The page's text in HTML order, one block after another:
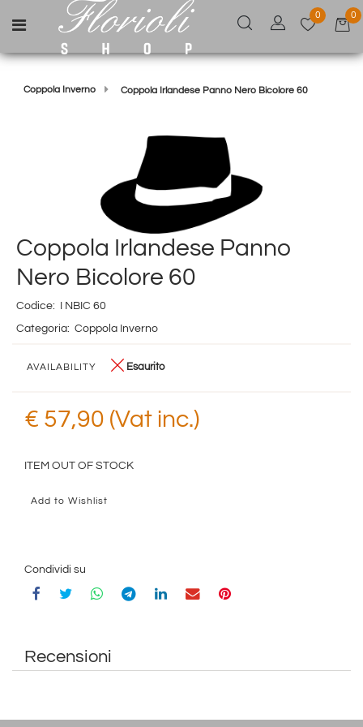
Open menu
0 0
Coppola Inverno Coppola Irlandese Panno Nero Bicolore 60
Coppola Irlandese Panno
Nero Bicolore 60
Codice: I NBIC 60
Categoria: Coppola Inverno
AVAILABILITY Esaurito
€ 57,90 (Vat inc.)
ITEM OUT OF STOCK
Add to Wishlist
Condividi su
Recensioni